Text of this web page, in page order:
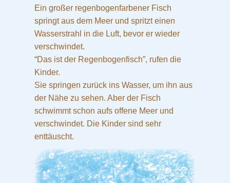
Ein großer regenbogenfarbener Fisch
springt aus dem Meer und spritzt einen
Wasserstrahl in die Luft, bevor er wieder
verschwindet.
“Das ist der Regenbogenfisch”, rufen die
Kinder.
Sie springen zurück ins Wasser, um ihn aus
der Nähe zu sehen. Aber der Fisch
schwimmt schon aufs offene Meer und
verschwindet. Die Kinder sind sehr
enttäuscht.